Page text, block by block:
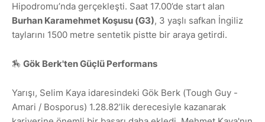
Hipodromu’nda gerçekleşti. Saat 17.00’de start alan
Burhan Karamehmet Koşusu (G3), 3 yaşlı safkan İngiliz
taylarını 1500 metre sentetik pistte bir araya getirdi.
🏇 Gök Berk'ten Güçlü Performans
Yarışı, Selim Kaya idaresindeki Gök Berk (Tough Guy -
Amari / Bosporus) 1.28.82’lik derecesiyle kazanarak